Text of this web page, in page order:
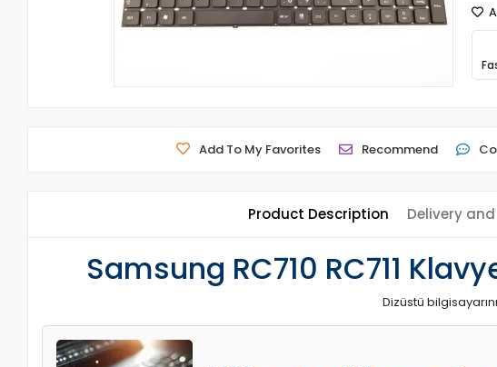
Add To My Favorites Recommend
Product Description Delivery
Samsung RC710 RC711
Dizüstü